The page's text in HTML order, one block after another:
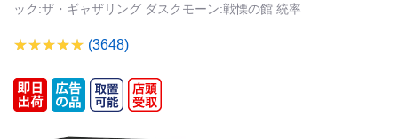
ック:ザ・ギャザリング ダスクモーン:戦慄の館 統率
(3648)